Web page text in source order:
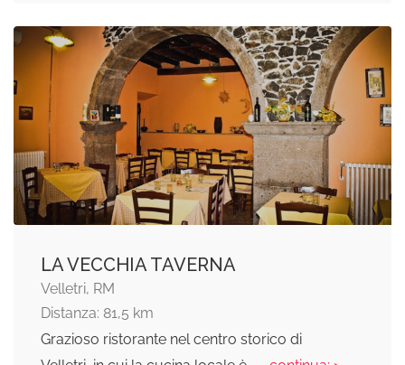
LA VECCHIA TAVERNA
Velletri, RM
Distanza: 81,5 km
Grazioso ristorante nel centro storico di